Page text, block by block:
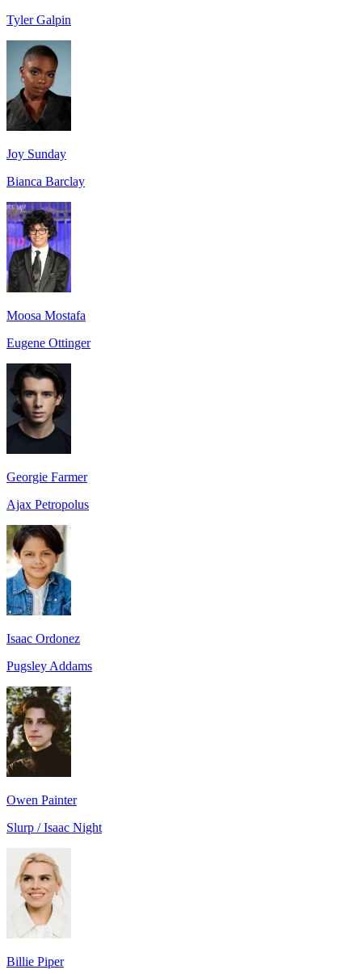
Tyler Galpin
Joy Sunday
Bianca Barclay
Moosa Mostafa
Eugene Ottinger
Georgie Farmer
Ajax Petropolus
Isaac Ordonez
Pugsley Addams
Owen Painter
Slurp / Isaac Night
Billie Piper